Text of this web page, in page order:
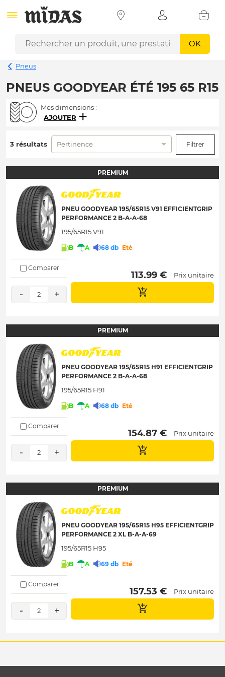
OK
Pneus
PNEUS GOODYEAR ÉTÉ 195 65 R15
Mes dimensions :
AJOUTER
3 résultats Pertinence Filtrer
PREMIUM
PNEU GOODYEAR 195/65R15 V91 EFFICIENTGRIP
PERFORMANCE 2 B-A-A-68
195/65R15 V91
B A 68 db Eté
Comparer
- 2 +
113.99 € Prix unitaire
PREMIUM
PNEU GOODYEAR 195/65R15 H91 EFFICIENTGRIP
PERFORMANCE 2 B-A-A-68
195/65R15 H91
B A 68 db Eté
Comparer
- 2 +
154.87 € Prix unitaire
PREMIUM
PNEU GOODYEAR 195/65R15 H95 EFFICIENTGRIP
PERFORMANCE 2 XL B-A-A-69
195/65R15 H95
B A 69 db Eté
Comparer
- 2 +
157.53 € Prix unitaire